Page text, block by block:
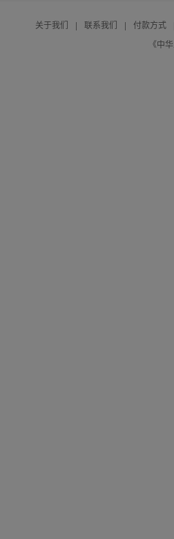
关于我们 | 联系我们 | 付款方式
《中